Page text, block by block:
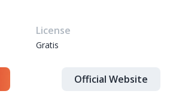
License
Gratis
Official Website